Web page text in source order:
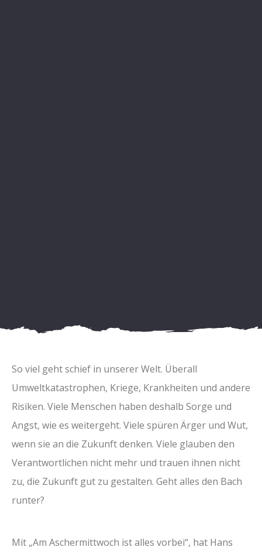
So viel geht schief in unserer Welt. Überall
Umweltkatastrophen, Kriege, Krankheiten und andere
Risiken. Viele Menschen haben deshalb Sorge und
Angst, wie es weitergeht. Viele spüren Ärger und Wut,
wenn sie an die Zukunft denken. Viele glauben den
Verantwortlichen nicht mehr und trauen ihnen nicht
zu, die Zukunft gut zu gestalten. Geht alles den Bach
runter?
Mit „Am Aschermittwoch ist alles vorbei“, hat Hans